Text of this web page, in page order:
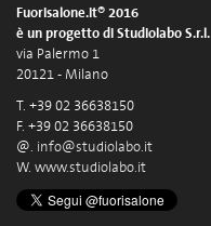
Fuorisalone.it® 2016
è un progetto di Studiolabo S.r.l.
via Palermo 1
20121 - Milano
T. +39 02 36638150
F. +39 02 36638150
@. info@studiolabo.it
W. www.studiolabo.it